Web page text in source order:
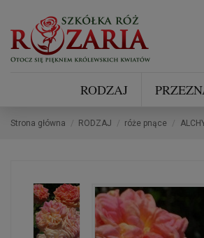
RODZAJ
Strona główna RODZAJ róże pnące